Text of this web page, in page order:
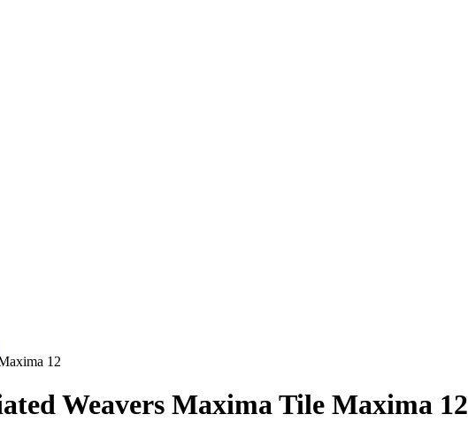
12
Weavers Maxima Tile Maxima 12